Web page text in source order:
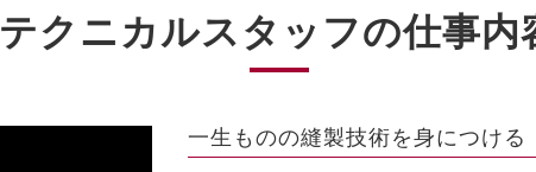
テクニカルスタッフの仕事内
一生ものの縫製技術を身につける